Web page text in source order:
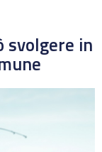
svolgere in